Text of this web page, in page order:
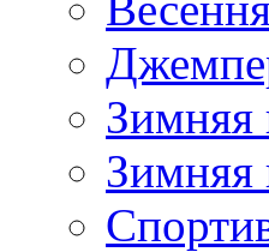
Зимняя
Зимняя